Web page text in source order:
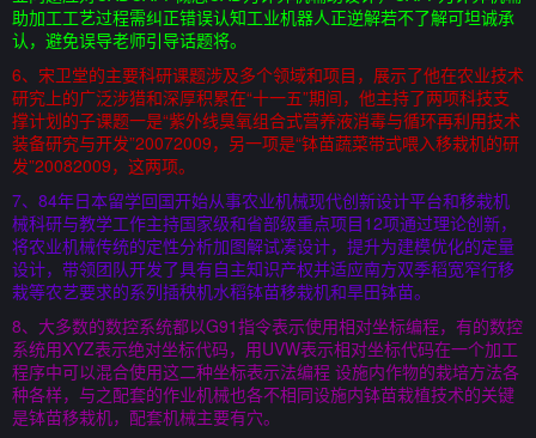
助加工工艺过程需纠正错误认知工业机器人正逆解若不了解可坦诚承
认，避免误导老师引导话题将。
6、宋卫堂的主要科研课题涉及多个领域和项目，展示了他在农业技术
研究上的广泛涉猎和深厚积累在“十一五”期间，他主持了两项科技支
撑计划的子课题一是“紫外线臭氧组合式营养液消毒与循环再利用技术
装备研究与开发”20072009，另一项是“钵苗蔬菜带式喂入移栽机的研
发”20082009，这两项。
7、84年日本留学回国开始从事农业机械现代创新设计平台和移栽机
械科研与教学工作主持国家级和省部级重点项目12项通过理论创新，
将农业机械传统的定性分析加图解试凑设计，提升为建模优化的定量
设计，带领团队开发了具有自主知识产权并适应南方双季稻宽窄行移
栽等农艺要求的系列插秧机水稻钵苗移栽机和旱田钵苗。
8、大多数的数控系统都以G91指令表示使用相对坐标编程，有的数控
系统用XYZ表示绝对坐标代码，用UVW表示相对坐标代码在一个加工
程序中可以混合使用这二种坐标表示法编程 设施内作物的栽培方法各
种各样，与之配套的作业机械也各不相同设施内钵苗栽植技术的关键
是钵苗移栽机，配套机械主要有穴。